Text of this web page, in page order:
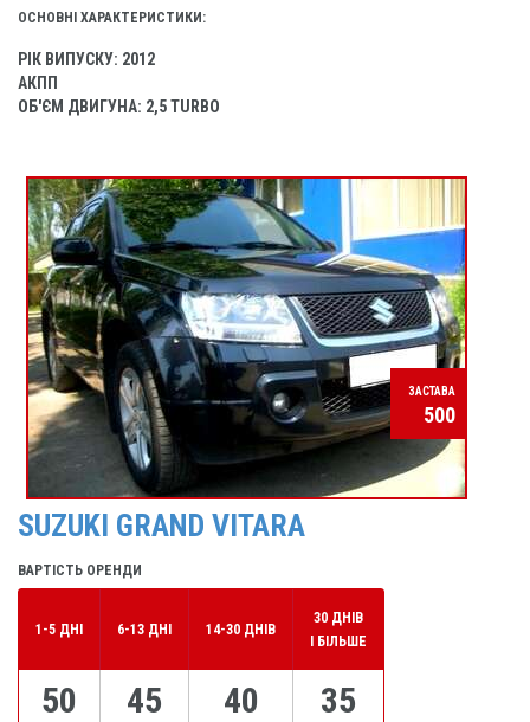
ОСНОВНІ ХАРАКТЕРИСТИКИ:
РІК ВИПУСКУ: 2012
АКПП
ОБ'ЄМ ДВИГУНА: 2,5 TURBO
ЗАСТАВА
500
SUZUKI GRAND VITARA
ВАРТІСТЬ ОРЕНДИ
1-5 ДНІ 6-13 ДНІ 14-30 ДНІВ
30 ДНІВ
І БІЛЬШЕ
50 45 40 35